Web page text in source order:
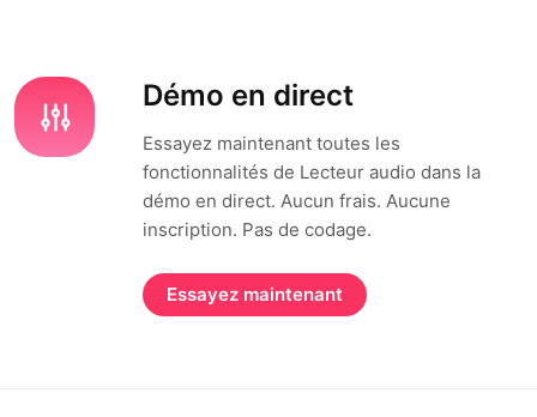
Démo en direct
Essayez maintenant toutes les
fonctionnalités de Lecteur audio dans la
démo en direct. Aucun frais. Aucune
inscription. Pas de codage.
Essayez maintenant